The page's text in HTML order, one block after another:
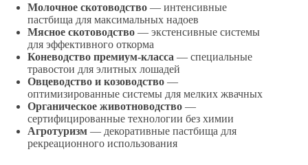
Молочное скотоводство — интенсивные
пастбища для максимальных надоев
Мясное скотоводство — экстенсивные системы
для эффективного откорма
Коневодство премиум-класса — специальные
травостои для элитных лошадей
Овцеводство и козоводство —
оптимизированные системы для мелких жвачных
Органическое животноводство —
сертифицированные технологии без химии
Агротуризм — декоративные пастбища для
рекреационного использования